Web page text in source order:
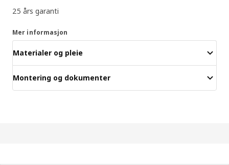
25 års garanti
Mer informasjon
Materialer og pleie
Montering og dokumenter